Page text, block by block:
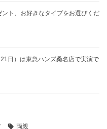
ント、お好きなタイプをお選びくだ
日）は東急ハンズ桑名店で実演で
両親